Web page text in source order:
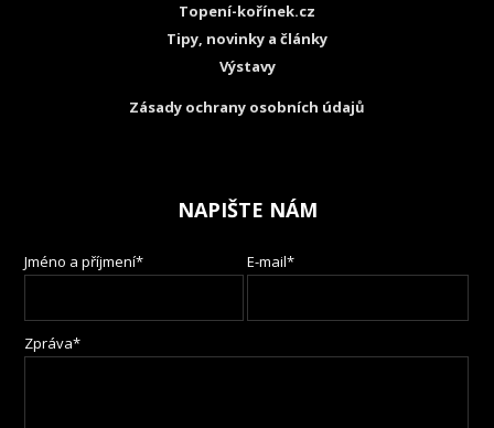
Topení-kořínek.cz
Tipy, novinky a články
Výstavy
Zásady ochrany osobních údajů
NAPIŠTE NÁM
Jméno a příjmení* E-mail*
Zpráva*